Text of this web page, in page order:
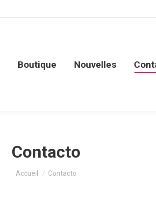
Boutique Nouvelles
Contacto
Accueil Contacto